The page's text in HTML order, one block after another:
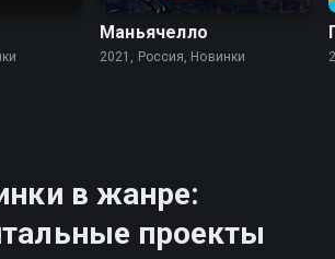
Маньячелло
2021, Россия, Новинки
в жанре:
проекты